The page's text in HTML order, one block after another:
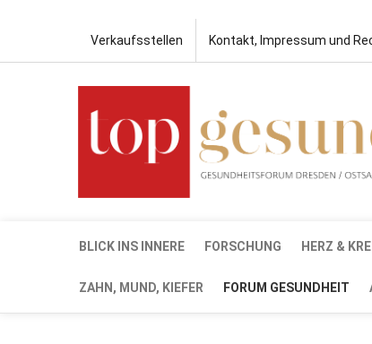
Verkaufsstellen Kontakt, Impressum und
BLICK INS INNERE FORSCHUNG HERZ &
ZAHN, MUND, KIEFER FORUM GESUNDHEIT